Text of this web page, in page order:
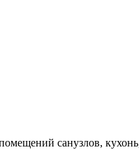
санузлов,